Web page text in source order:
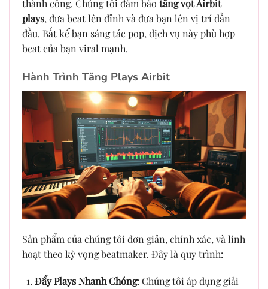
thành công. Chúng tôi đảm bảo tăng vọt Airbit
plays, đưa beat lên đỉnh và đưa bạn lên vị trí dẫn
đầu. Bất kể bạn sáng tác pop, dịch vụ này phù hợp
beat của bạn viral mạnh.
Hành Trình Tăng Plays Airbit
Sản phẩm của chúng tôi đơn giản, chính xác, và linh
hoạt theo kỳ vọng beatmaker. Đây là quy trình:
Đẩy Plays Nhanh Chóng: Chúng tôi áp dụng giải